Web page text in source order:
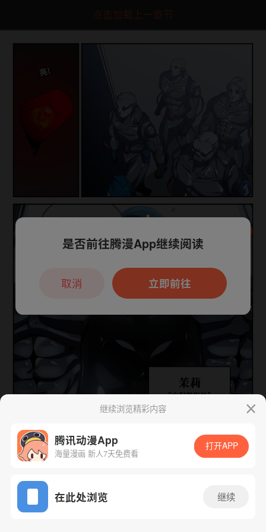
点击加载上一章节
App免费看
继续浏览精彩内容
腾讯动漫App
海量漫画 新人7天免费看
打开APP
在此处浏览 继续
本章节仅支持App阅读，可打开App新用
户7天免费看
是否前往腾漫App继续阅读
立即前往
取消